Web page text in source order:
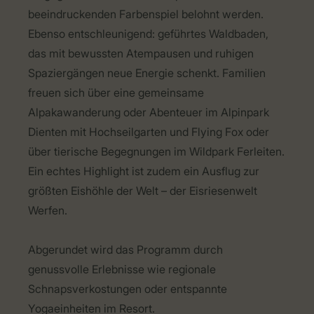
beeindruckenden Farbenspiel belohnt werden.
Ebenso entschleunigend: geführtes Waldbaden,
das mit bewussten Atempausen und ruhigen
Spaziergängen neue Energie schenkt. Familien
freuen sich über eine gemeinsame
Alpakawanderung oder Abenteuer im Alpinpark
Dienten mit Hochseilgarten und Flying Fox oder
über tierische Begegnungen im Wildpark Ferleiten.
Ein echtes Highlight ist zudem ein Ausflug zur
größten Eishöhle der Welt – der Eisriesenwelt
Werfen.
Abgerundet wird das Programm durch
genussvolle Erlebnisse wie regionale
Schnapsverkostungen oder entspannte
Yogaeinheiten im Resort.